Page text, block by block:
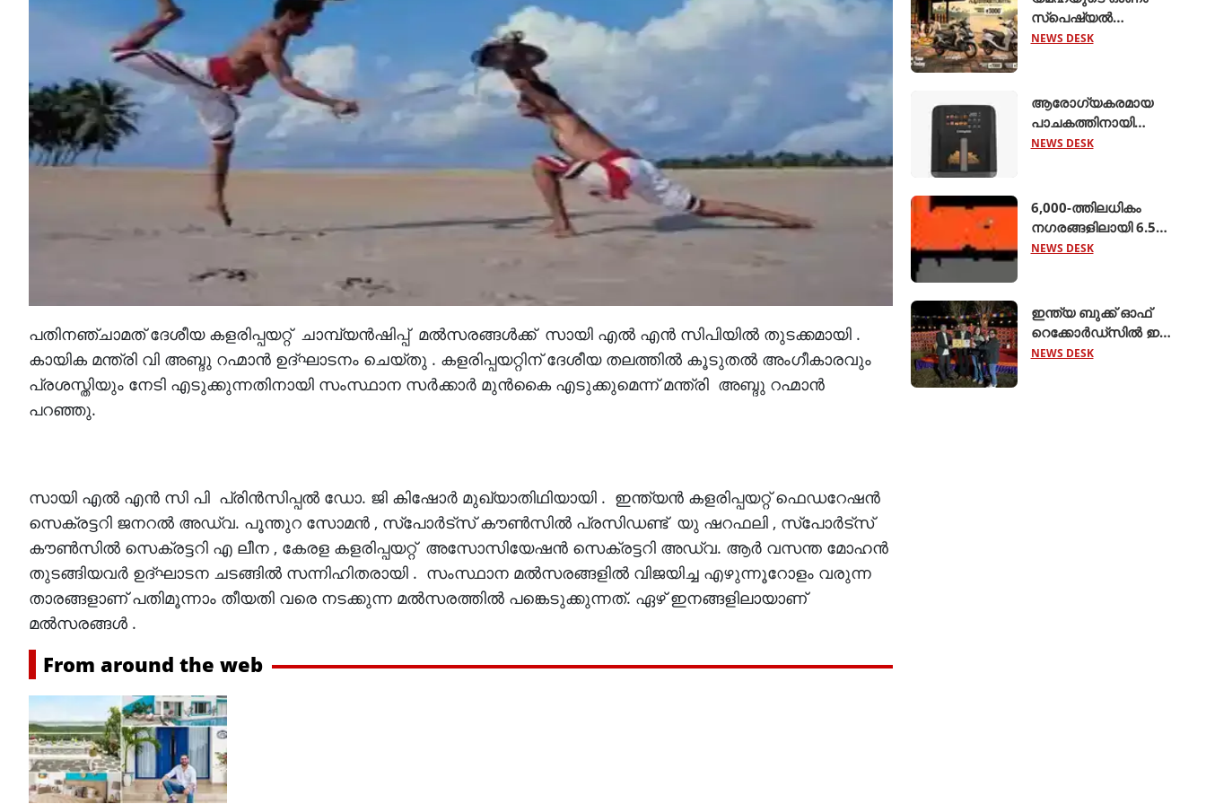
പതിനഞ്ചാമത് ദേശീയ കളരിപ്പയറ്റ് ചാമ്പ്യൻഷിപ്പ് മൽസരങ്ങൾക്ക് സായി എൽ എൻ സിപിയിൽ തുടക്കമായി .
കായിക മന്ത്രി വി അബ്ദു റഹ്മാൻ ഉദ്ഘാടനം ചെയ്തു . കളരിപ്പയറ്റിന് ദേശീയ തലത്തിൽ കൂടുതൽ അംഗീകാരവും
പ്രശസ്തിയും നേടി എടുക്കുന്നതിനായി സംസ്ഥാന സർക്കാർ മുൻകൈ എടുക്കുമെന്ന് മന്ത്രി അബ്ദു റഹ്മാൻ
പറഞ്ഞു.
സായി എൽ എൻ സി പി പ്രിൻസിപ്പൽ ഡോ. ജി കിഷോർ മുഖ്യാതിഥിയായി . ഇന്ത്യൻ കളരിപ്പയറ്റ് ഫെഡറേഷൻ
സെക്രട്ടറി ജനറൽ അഡ്വ. പൂന്തുറ സോമൻ , സ്പോർട്സ് കൗൺസിൽ പ്രസിഡണ്ട് യു ഷറഫലി , സ്പോർട്സ്
കൗൺസിൽ സെക്രട്ടറി എ ലീന , കേരള കളരിപ്പയറ്റ് അസോസിയേഷൻ സെക്രട്ടറി അഡ്വ. ആർ വസന്ത മോഹൻ
തുടങ്ങിയവർ ഉദ്ഘാടന ചടങ്ങിൽ സന്നിഹിതരായി . സംസ്ഥാന മൽസരങ്ങളിൽ വിജയിച്ച എഴുന്നൂറോളം വരുന്ന
താരങ്ങളാണ് പതിമൂന്നാം തീയതി വരെ നടക്കുന്ന മൽസരത്തിൽ പങ്കെടുക്കുന്നത്. ഏഴ് ഇനങ്ങളിലായാണ്
മൽസരങ്ങൾ .
From around the web
സ്പെഷ്യൽ
ഓഫറുകൾ
ഹൈബ്രിഡ്
സ്കൂട്ടറുകൾ
എന്നിവയ്ക്ക്
ആനുകൂല്യങ്ങളു
NEWS DESK
ആരോഗ്യകരമായ
പാചകത്തിനായി
'അമിയോ എഡ്ജ് 5
ക്രോംപ്റ്റൺ
NEWS DESK
6,000-ത്തിലധികം
നഗരങ്ങളിലായി 6.5
ലക്ഷം റൂട്ടുകളെ
NEWS DESK
ഇന്ത്യ ബുക്ക് ഓഫ്
റെക്കോര്‍ഡ്‌സില്‍ ഇടം
നേടി നിസ്സാന്‍ ‍ടെക്ടൺ
NEWS DESK